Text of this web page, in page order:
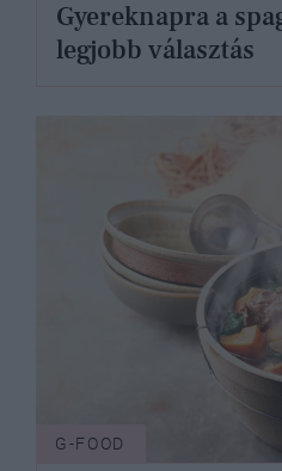
Gyereknapra a
legjobb választás
G-FOOD